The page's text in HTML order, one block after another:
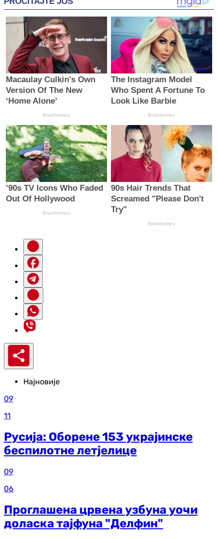
Најновије
09
11
Русија: Оборене 153 украјинске
беспилотне летјелице
09
06
Проглашена црвена узбуна уочи
доласка тајфуна "Делфин"